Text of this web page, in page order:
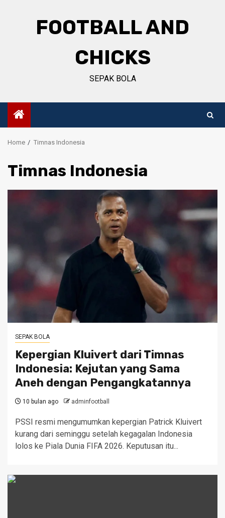
FOOTBALL AND
CHICKS
SEPAK BOLA
Home Timnas Indonesia
Timnas Indonesia
SEPAK BOLA
Kepergian Kluivert dari Timnas
Indonesia: Kejutan yang Sama
Aneh dengan Pengangkatannya
10 bulan ago adminfootball
PSSI resmi mengumumkan kepergian Patrick Kluivert
kurang dari seminggu setelah kegagalan Indonesia
lolos ke Piala Dunia FIFA 2026. Keputusan itu...